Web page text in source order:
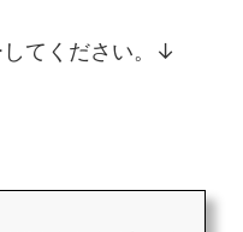
てください。↓